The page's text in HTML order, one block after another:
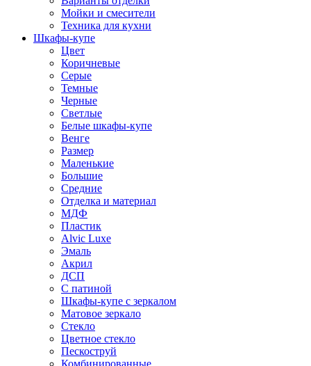
Мойки и смесители
Техника для кухни
Шкафы-купе
Цвет
Коричневые
Серые
Темные
Черные
Светлые
Белые шкафы-купе
Венге
Размер
Маленькие
Большие
Средние
Отделка и материал
МДФ
Пластик
Alvic Luxe
Эмаль
Акрил
ДСП
С патиной
Шкафы-купе с зеркалом
Матовое зеркало
Стекло
Цветное стекло
Пескоструй
Комбинированные